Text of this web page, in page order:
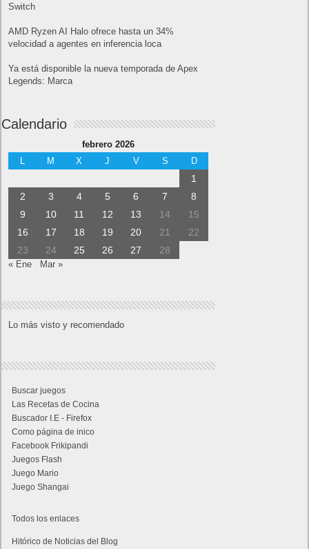
Switch
AMD Ryzen AI Halo ofrece hasta un 34%
velocidad a agentes en inferencia loca
Ya está disponible la nueva temporada de Apex
Legends: Marca
Calendario
febrero 2026
M X J V S D
1
2
3 4 5 6 7
8
9
10 11 12 13 14
15
16
17 18 19 20 21
22
23
24 25 26 27 28
« Ene Mar »
Lo más visto y recomendado
Buscar juegos
Las Recetas de Cocina
Buscador I.E - Firefox
Como página de inico
Facebook Frikipandi
Juegos Flash
Juego Mario
Juego Shangai
Todos los enlaces
Hitórico de Noticias del Blog